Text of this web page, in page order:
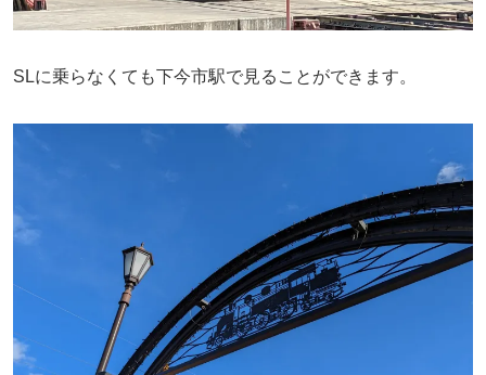
SLに乗らなくても下今市駅で見ることができます。